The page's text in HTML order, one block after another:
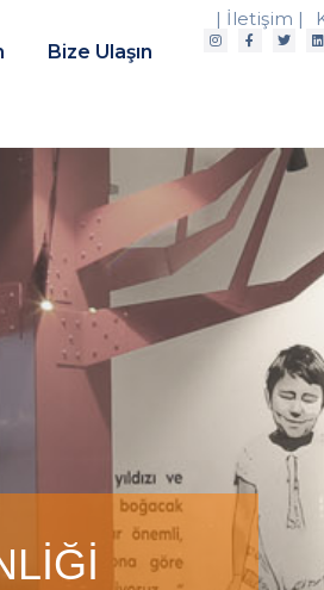
Bize Ulaşın
| İletişim |